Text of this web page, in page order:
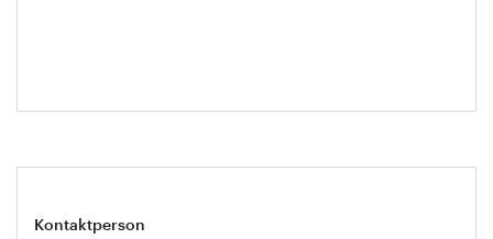
Kontaktperson